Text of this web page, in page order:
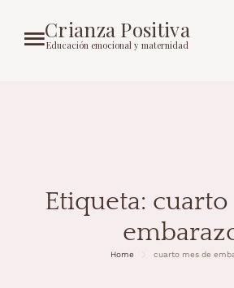
Crianza Positiva
Educación emocional y maternidad
Etiqueta: cuarto
Home cuarto mes de